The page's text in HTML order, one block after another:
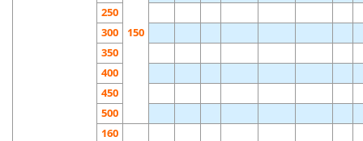
150
250
300
350
400
450
500
160